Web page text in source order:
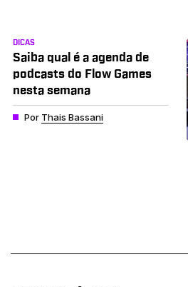
DICAS
Saiba qual é a agenda de
podcasts do Flow Games
nesta semana
Por Thais Bassani